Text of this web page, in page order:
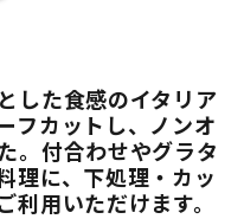
した食感のイタリア
フカットし、ノンオ
。付合わせやグラタ
理に、下処理・カッ
利用いただけます。